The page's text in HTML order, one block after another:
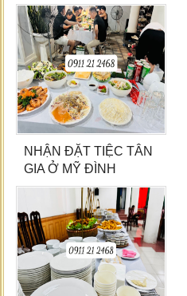
NHẬN ĐẶT TIỆC TÂN
GIA Ở MỸ ĐÌNH